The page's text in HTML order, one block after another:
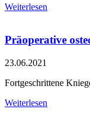
Weiterlesen
Präoperative
23.06.2021
Fortgeschrittene
Weiterlesen